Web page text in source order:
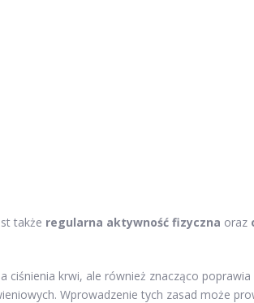
także regularna aktywność fizyczna oraz
ciśnienia krwi, ale również znacząco
Wprowadzenie tych zasad może